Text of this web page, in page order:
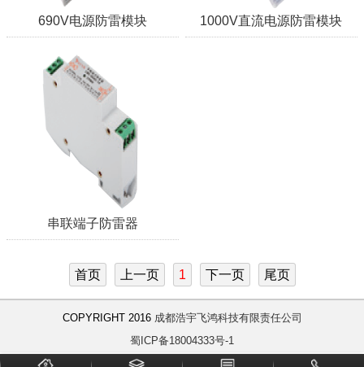
690V电源防雷模块 1000V直流电源防雷模块
串联端子防雷器
首页 上一页 1 下一页 尾页
COPYRIGHT 2016 成都浩宇飞鸿科技有限责任公司
蜀ICP备18004333号-1